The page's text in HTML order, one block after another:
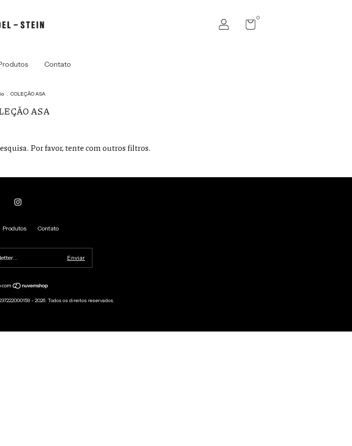
0
Contato
. COLEÇÃO ASA
ASA
Por favor, tente com outros filtros.
Produtos Contato
- 2026. Todos os direitos reservados.